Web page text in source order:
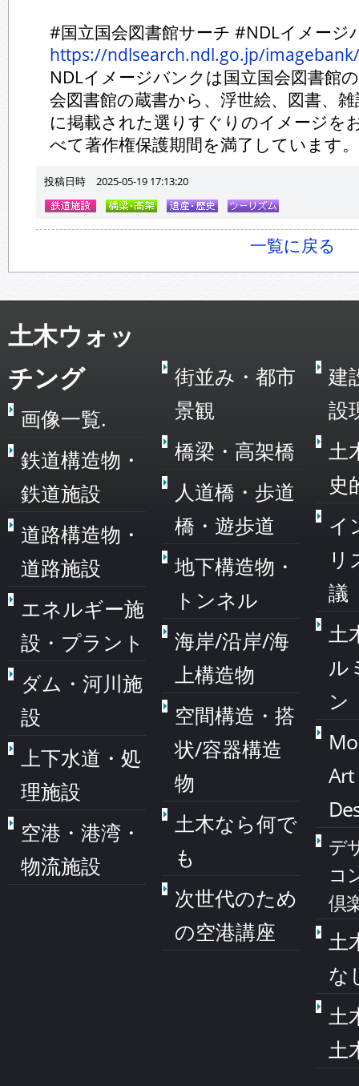
#国立国会図書館サーチ #NDLイメージ
https://ndlsearch.ndl.go.jp/
NDLイメージバンクは国立国会図書館
会図書館の蔵書から、浮世絵、図書、
に掲載された選りすぐりのイメージを
べて著作権保護期間を満了しています。
投稿日時 2025-05-19 17:13:20
一覧に戻る
土木ウォッ
チング
画像一覧.
鉄道構造物・
鉄道施設
道路構造物・
道路施設
エネルギー施
設・プラント
ダム・河川施
設
上下水道・処
理施設
空港・港湾・
物流施設
街並み・都市
景観
橋梁・高架橋
人道橋・歩道
橋・遊歩道
地下構造物・
トンネル
海岸/沿岸/海
上構造物
空間構造・搭
状/容器構造
物
土木なら何で
も
次世代のため
の空港講座
建
設
土
史
イ
リ
議
土
ル
ン
デ
コ
倶
土
な
土
土